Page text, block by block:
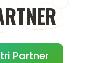
Partner